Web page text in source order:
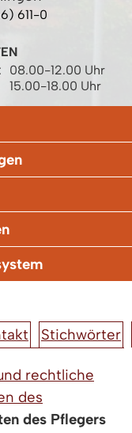
611-0
08.00-12.00 Uhr
15.00-18.00 Uhr
Stichwörter
rechtliche
des
des Pflegers